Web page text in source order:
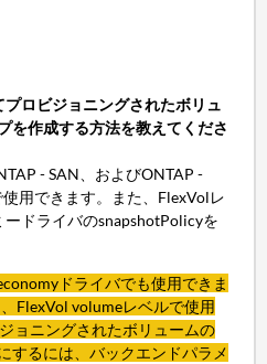
ロビジョニングされたボリュ
を作成する方法を教えてくださ
- SAN、およびONTAP -
用できます。また、FlexVolレ
ドライバのsnapshotPolicyを
ドライバでも使用できま
FlexVol volumeレベルで使用
ョニングされたボリュームの
するには、バックエンドパラメ